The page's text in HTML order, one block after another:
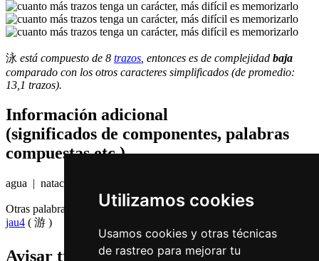
Utilizamos cookies
Usamos cookies y otras técnicas
de rastreo para mejorar tu
泳 está compuesto de 8 trazos , entonces es de complejidad baja
comparado con los otros caracteres simplificados (de promedio:
13,1 trazos).
Información adicional
(significados de componentes, palabras
compuestas etc.)
agua | natación
Otras palabras que también significannadar en chino
jau4 ( 游 )
Avisar traduccion falsa o faltante de